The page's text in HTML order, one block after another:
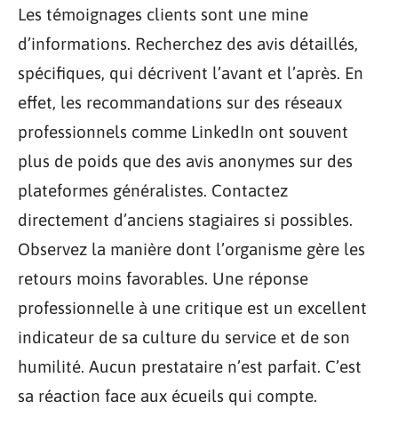
Les témoignages clients sont une mine
d’informations. Recherchez des avis détaillés,
spécifiques, qui décrivent l’avant et l’après. En
effet, les recommandations sur des réseaux
professionnels comme LinkedIn ont souvent
plus de poids que des avis anonymes sur des
plateformes généralistes. Contactez
directement d’anciens stagiaires si possibles.
Observez la manière dont l’organisme gère les
retours moins favorables. Une réponse
professionnelle à une critique est un excellent
indicateur de sa culture du service et de son
humilité. Aucun prestataire n’est parfait. C’est
sa réaction face aux écueils qui compte.